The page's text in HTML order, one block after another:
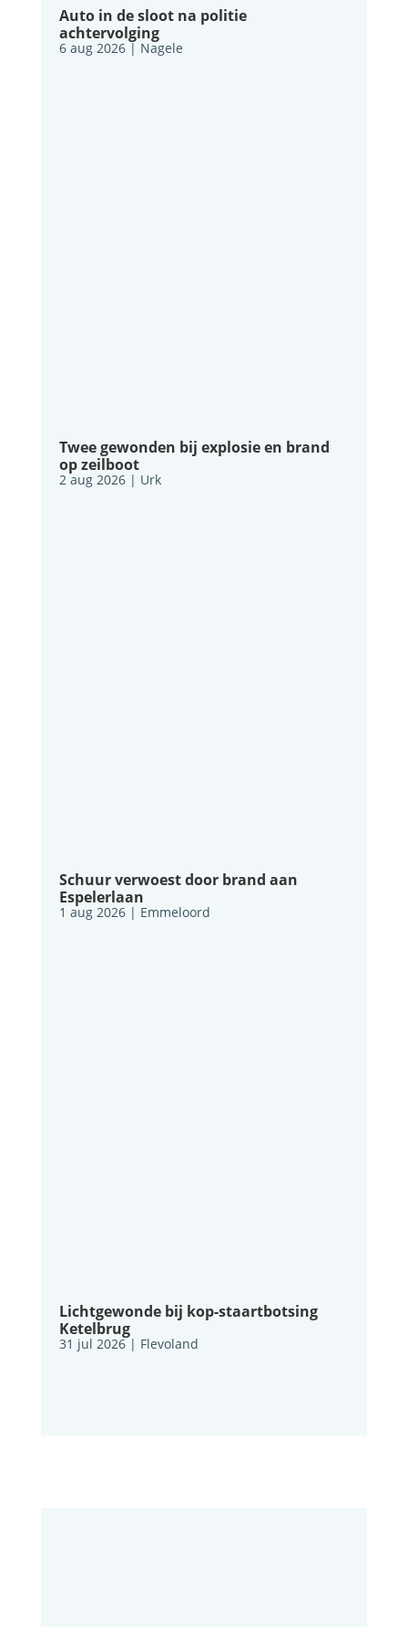
Auto in de sloot na politie
achtervolging
6 aug 2026| Nagele
Twee gewonden bij explosie en brand
op zeilboot
2 aug 2026| Urk
Schuur verwoest door brand aan
Espelerlaan
1 aug 2026| Emmeloord
Lichtgewonde bij kop-staartbotsing
Ketelbrug
31 jul 2026| Flevoland